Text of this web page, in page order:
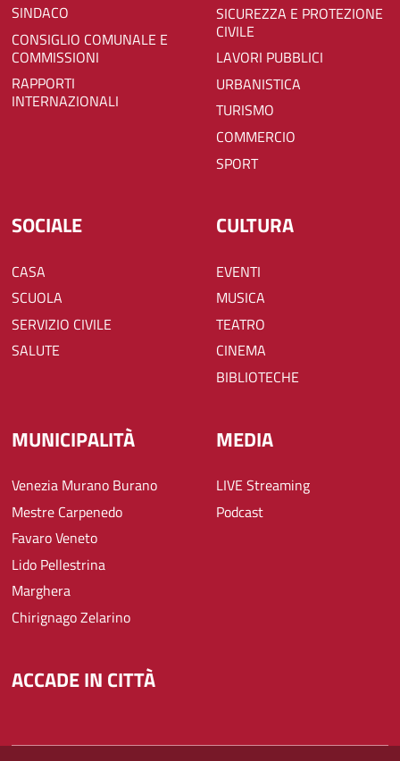
SINDACO
CONSIGLIO COMUNALE E
COMMISSIONI
RAPPORTI
INTERNAZIONALI
SICUREZZA E PROTEZIONE
CIVILE
LAVORI PUBBLICI
URBANISTICA
TURISMO
COMMERCIO
SPORT
SOCIALE
CASA
SCUOLA
SERVIZIO CIVILE
SALUTE
CULTURA
EVENTI
MUSICA
TEATRO
CINEMA
BIBLIOTECHE
MUNICIPALITÀ
Venezia Murano Burano
Mestre Carpenedo
Favaro Veneto
Lido Pellestrina
Marghera
Chirignago Zelarino
MEDIA
LIVE Streaming
Podcast
ACCADE IN CITTÀ